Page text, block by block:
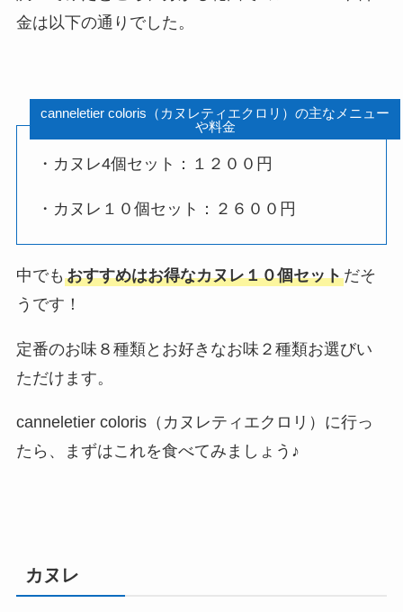
金は以下の通りでした。
canneletier coloris（カヌレティエクロリ）の主なメニュー
や料金
・カヌレ4個セット：１２００円
・カヌレ１０個セット：２６００円
中でも おすすめはお得なカヌレ１０個セットだそ
うです！
定番のお味８種類とお好きなお味２種類お選びい
ただけます。
canneletier coloris（カヌレティエクロリ）に行っ
たら、まずはこれを食べてみましょう♪
カヌレ